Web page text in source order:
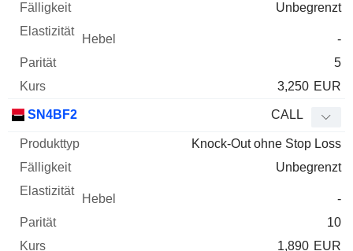
Unbegrenzt
-
5
3,250 EUR
SN4BF2 CALL
Knock-Out ohne Stop Loss
Unbegrenzt
-
10
1,890 EUR